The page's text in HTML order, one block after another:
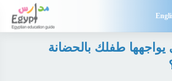
يواجهها طفلك بالحضانة